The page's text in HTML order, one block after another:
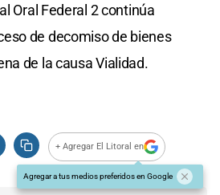
Oral Federal 2 continúa
de decomiso de bienes
de la causa Vialidad.
+ Agregar El Litoral en
Agregar a tus medios preferidos en Google